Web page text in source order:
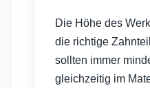
Die Höhe des
die richtige
sollten immer
gleichzeitig im